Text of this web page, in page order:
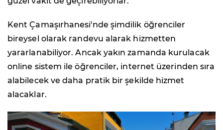
Kent Çamaşırhanesi'nde şimdilik öğrenciler
bireysel olarak randevu alarak hizmetten
yararlanabiliyor. Ancak yakın zamanda kurulacak
online sistem ile öğrenciler, internet üzerinden sıra
alabilecek ve daha pratik bir şekilde hizmet
alacaklar.